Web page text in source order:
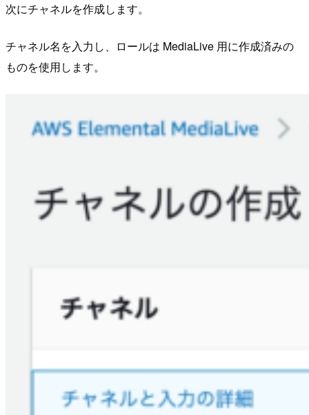
次にチャネルを作成します。
チャネル名を入力し、ロールは MediaLive 用に作成済みの
ものを使用します。